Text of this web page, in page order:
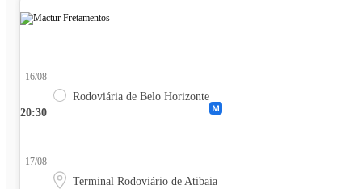
20:30
16/08
Rodoviária de Belo Horizonte
17/08
Terminal Rodoviário de Atibaia